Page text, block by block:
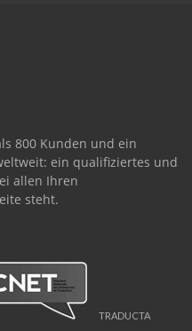
800 Kunden und ein
ein qualifiziertes und
allen Ihren
steht.
TRADUCTA